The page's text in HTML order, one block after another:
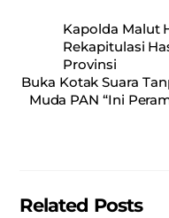
c
e
b
o
ai
l
at
s
A
p
Kapolda Malut
Rekapitulasi
Provinsi
Buka Kotak Suara
Muda PAN “Ini
Related Posts